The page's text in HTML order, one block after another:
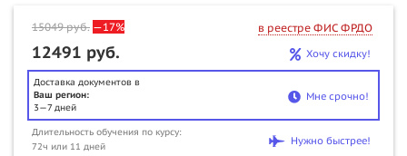
15049руб. —17% в реестре ФИС ФРДО
12491 руб. Хочу скидку!
Доставка документов в
Ваш регион:
3—7 дней
Мне срочно!
Длительность обучения по курсу:
72ч или 11 дней
Нужно быстрее!